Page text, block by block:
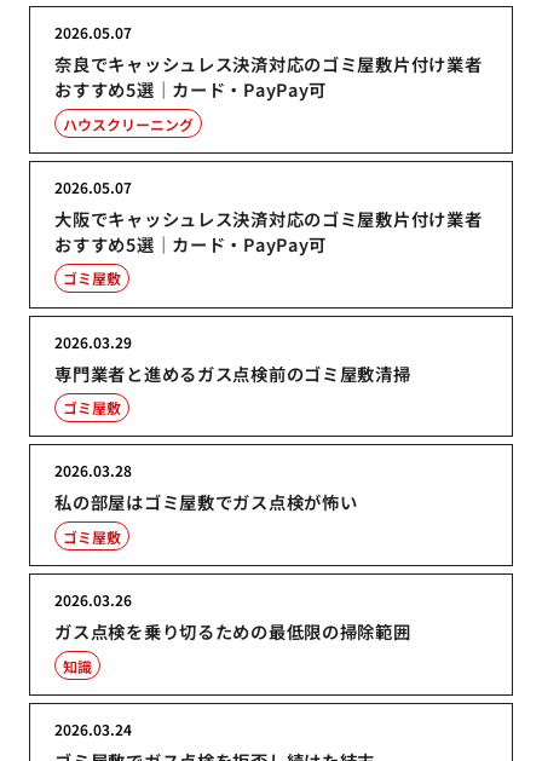
奈良でキャッシュレス決済対応のゴミ屋敷片付け業者
おすすめ5選｜カード・PayPay可
2026.05.07
ハウスクリーニング
大阪でキャッシュレス決済対応のゴミ屋敷片付け業者
おすすめ5選｜カード・PayPay可
2026.05.07
ゴミ屋敷
専門業者と進めるガス点検前のゴミ屋敷清掃
2026.03.29
ゴミ屋敷
私の部屋はゴミ屋敷でガス点検が怖い
2026.03.28
ゴミ屋敷
ガス点検を乗り切るための最低限の掃除範囲
2026.03.26
知識
2026.03.24